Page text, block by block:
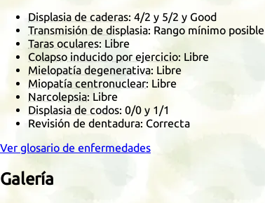
Displasia de caderas: 4/2 y 5/2 y Good
Transmisión de displasia: Rango mínimo posible
Taras oculares: Libre
Colapso inducido por ejercicio: Libre
Mielopatía degenerativa: Libre
Miopatía centronuclear: Libre
Narcolepsia: Libre
Displasia de codos: 0/0 y 1/1
Revisión de dentadura: Correcta
Ver glosario de enfermedades
Galería